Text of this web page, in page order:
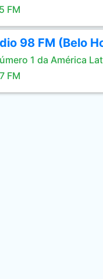
FM
98 FM (Belo
1 da América
FM